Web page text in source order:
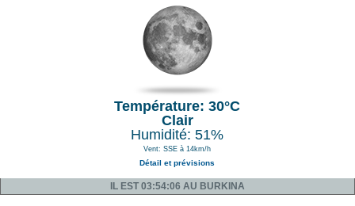
Température: 30°C
Clair
Humidité: 51%
Vent: SSE à 14km/h
Détail et prévisions
IL EST 03:54:06 AU BURKINA